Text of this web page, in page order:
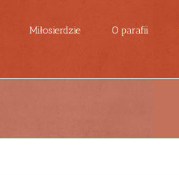
Miłosierdzie O parafii